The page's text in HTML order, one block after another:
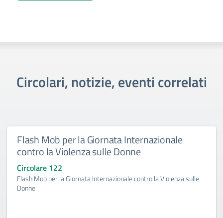
Circolari, notizie, eventi correlati
Flash Mob per la Giornata Internazionale
contro la Violenza sulle Donne
Circolare 122
Flash Mob per la Giornata Internazionale contro la Violenza sulle
Donne